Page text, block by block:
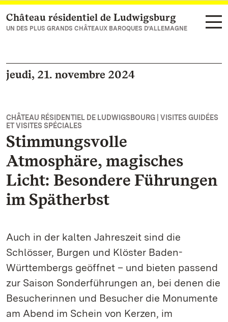
Vers la page d’accueil
Château résidentiel de Ludwigsburg
UN DES PLUS GRANDS CHÂTEAUX BAROQUES D’ALLEMAGNE
jeudi, 21. novembre 2024
CHÂTEAU RÉSIDENTIEL DE LUDWIGSBOURG | VISITES GUIDÉES
ET VISITES SPÉCIALES
Stimmungsvolle
Atmosphäre, magisches
Licht: Besondere Führungen
im Spätherbst
Auch in der kalten Jahreszeit sind die
Schlösser, Burgen und Klöster Baden-
Württembergs geöffnet – und bieten passend
zur Saison Sonderführungen an, bei denen die
Besucherinnen und Besucher die Monumente
am Abend im Schein von Kerzen, im